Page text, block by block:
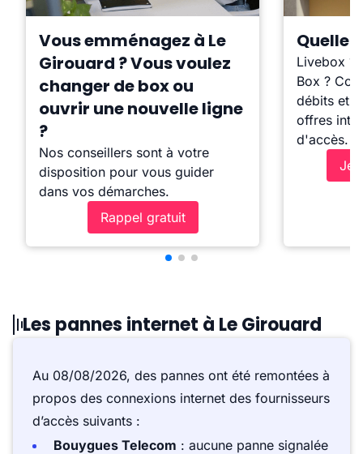
Vous emménagez à Le
Girouard ? Vous voulez
changer de box ou
ouvrir une nouvelle ligne
?
Nos conseillers sont à votre
disposition pour vous guider
dans vos démarches.
Rappel gratuit
Quelle
Livebox ?
Box ?
débits et
offres
d'accès.
Je
Les pannes internet à Le Girouard
Au 08/08/2026, des pannes ont été remontées à
propos des connexions internet des fournisseurs
d’accès suivants :
Bouygues Telecom : aucune panne signalée